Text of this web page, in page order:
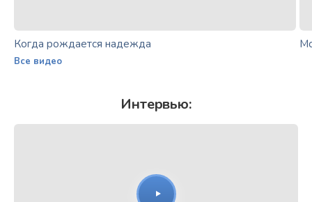
Когда рождается надежда
Все видео
Интервью: